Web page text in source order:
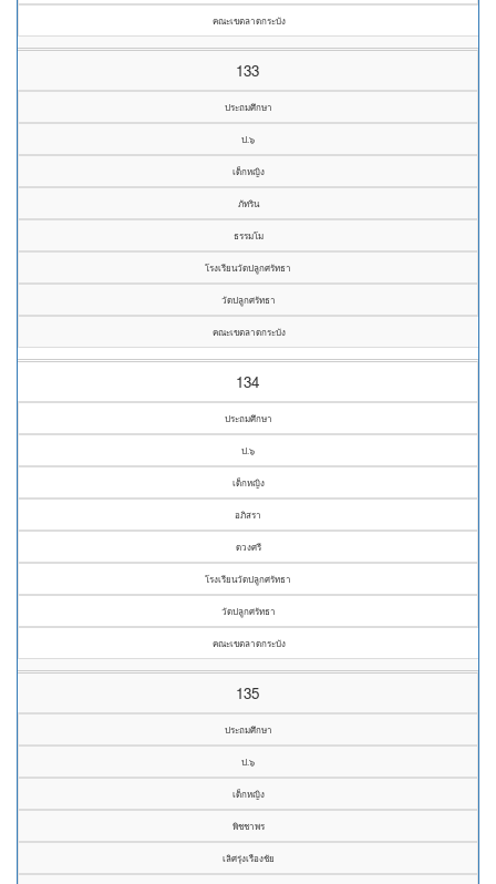
คณะเขตลาดกระบัง
133
ประถมศึกษา
ป.๖
เด็กหญิง
ภัทริน
ธรรมโม
โรงเรียนวัดปลูกศรัทธา
วัดปลูกศรัทธา
คณะเขตลาดกระบัง
134
ประถมศึกษา
ป.๖
เด็กหญิง
อภิสรา
ดวงศรี
โรงเรียนวัดปลูกศรัทธา
วัดปลูกศรัทธา
คณะเขตลาดกระบัง
135
ประถมศึกษา
ป.๖
เด็กหญิง
พิชชาพร
เลิศรุ่งเรืองชัย